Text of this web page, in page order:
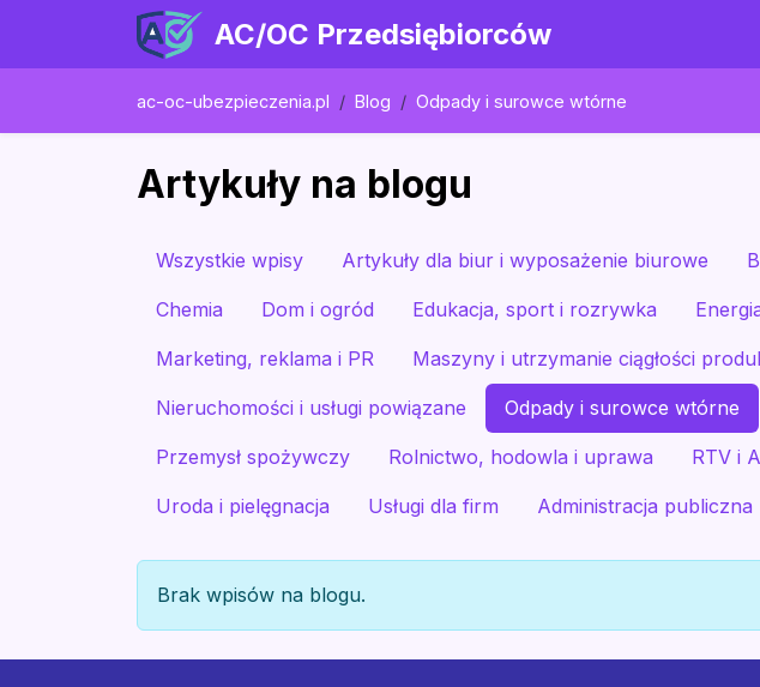
AC/OC Przedsiębiorców
ac-oc-ubezpieczenia.pl Blog Odpady i surowce wtórne
Artykuły na blogu
Wszystkie wpisy Artykuły dla biur i wyposażenie biurowe
Chemia Dom i ogród Edukacja, sport i rozrywka
Marketing, reklama i PR Maszyny i utrzymanie ciągłości
Nieruchomości i usługi powiązane Odpady i surowce wtórne
Przemysł spożywczy Rolnictwo, hodowla i uprawa RTV i
Uroda i pielęgnacja Usługi dla firm Administracja publiczna
Brak wpisów na blogu.